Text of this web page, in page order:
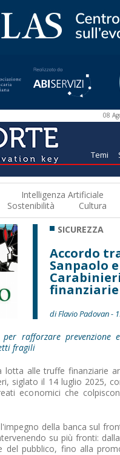
08
Temi
Intelligenza Artificiale
Sostenibilità Cultura
SICUREZZA
Accordo
Sanpaolo
finanziarie
di Flavio Padovan -
rafforzare prevenzione
fragili
alle truffe finanziarie
siglato il 14 luglio 2025,
economici che
della banca sul
su più fronti:
del pubblico, fino alla